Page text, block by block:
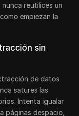
nunca reutilices un
empiezan la
sin
de datos
satures las
Intenta igualar
páginas despacio,